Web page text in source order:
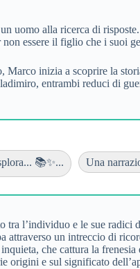
uomo alla ricerca di
essere il figlio che i suoi
inizia a scoprire la
entrambi reduci di
📚✨...
Una
tra l’individuo e le sue radici
attraverso un intreccio di
che cattura la
origini e sul significato